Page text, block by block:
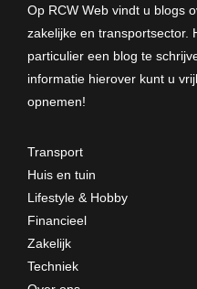
Op RCW Web vindt u blogs
zakelijke en transportsector.
particulier een blog te
informatie hierover kunt u
opnemen!
Transport
Huis en tuin
Lifestyle & Hobby
Financieel
Zakelijk
Techniek